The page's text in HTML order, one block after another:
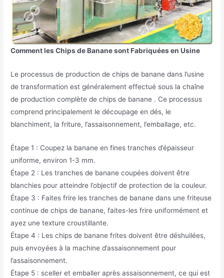
Comment les Chips de Banane sont Fabriquées en Usine
Le processus de production de chips de banane dans l’usine
de transformation est généralement effectué sous la chaîne
de production complète de chips de banane . Ce processus
comprend principalement le découpage en dés, le
blanchiment, la friture, l’assaisonnement, l’emballage, etc.
Étape 1 : Coupez la banane en fines tranches d’épaisseur
uniforme, environ 1-3 mm.
Étape 2 : Les tranches de banane coupées doivent être
blanchies pour atteindre l’objectif de protection de la couleur.
Étape 3 : Faites frire les tranches de banane dans une friteuse
continue de chips de banane, faites-les frire uniformément et
ayez une texture croustillante.
Étape 4 : Les chips de banane frites doivent être déshuilées,
puis envoyées à la machine d’assaisonnement pour
l’assaisonnement.
Étape 5 : sceller et emballer après assaisonnement, ce qui est